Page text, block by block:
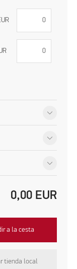
0,00 EUR
a la cesta
tienda local